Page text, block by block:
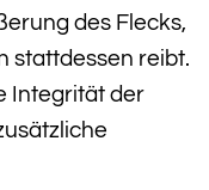
des Flecks,
stattdessen reibt.
Integrität der